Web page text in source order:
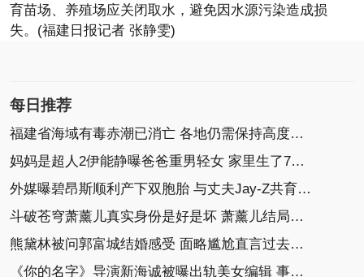
育苗场、养殖场应关闭取水，避免因水源污染造成损
失。(福建日报记者 张静雯)
每日推荐
福建省海域有毒赤潮已消亡 各地仍需保持高度警惕
妈妈是超人2伊能静曝爸爸重男轻女 家里生了7姐妹
外媒曝碧昂斯顺利产下双胞胎 与丈夫Jay-Z共育3个孩子
斗破苍穹萧薰儿真实身份是好是坏 萧薰儿结局介绍
熊黛林被问郭富城结婚感受 面略尴尬直言过去的就
《你的名字》导演新海诚被曝出轨美女编辑 事务所